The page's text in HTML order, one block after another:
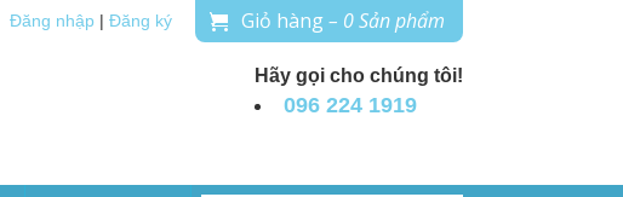
Đăng nhập Đăng ký Giỏ hàng– 0 Sản phẩm
Hãy gọi cho chúng tôi!
096 224 1919